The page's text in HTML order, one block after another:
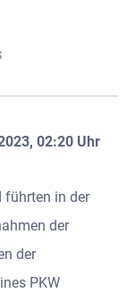
02:20 Uhr
führten in der
der
der
PKW